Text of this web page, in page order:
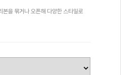
본을 묶거나 오픈해 다양한 스타일로